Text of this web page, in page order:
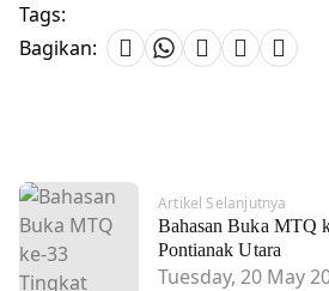
Tags:
Bagikan:
Artikel Selanjutnya
Bahasan Buka MTQ
Pontianak Utara
Tuesday, 20 May